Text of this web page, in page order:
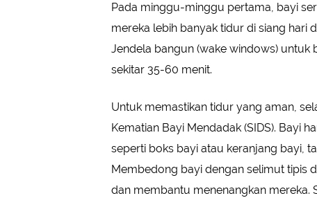
Pada minggu-minggu pertama, bayi
mereka lebih banyak tidur di siang hari
Jendela bangun (wake windows) untuk
sekitar 35-60 menit.
Untuk memastikan tidur yang aman,
Kematian Bayi Mendadak (SIDS). Bayi
seperti boks bayi atau keranjang bayi,
Membedong bayi dengan selimut tipis
dan membantu menenangkan mereka.